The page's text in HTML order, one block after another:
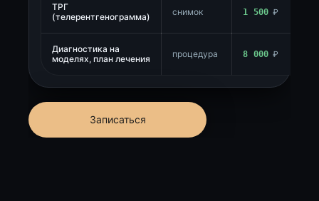
ТРГ
(телерентгенограмма)
снимок 1 500 ₽
Диагностика на
моделях, план лечения
процедура 8 000 ₽
Записаться